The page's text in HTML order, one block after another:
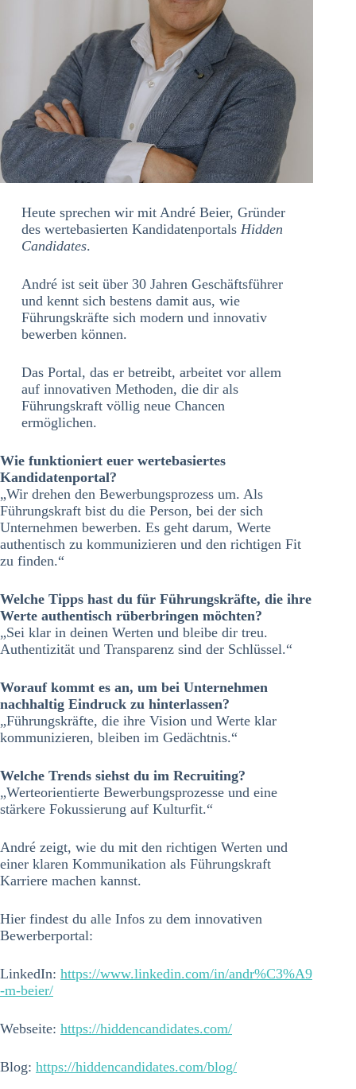
Heute sprechen wir mit André Beier, Gründer
des wertebasierten Kandidatenportals Hidden
Candidates.
André ist seit über 30 Jahren Geschäftsführer
und kennt sich bestens damit aus, wie
Führungskräfte sich modern und innovativ
bewerben können.
Das Portal, das er betreibt, arbeitet vor allem
auf innovativen Methoden, die dir als
Führungskraft völlig neue Chancen
ermöglichen.
Wie funktioniert euer wertebasiertes
Kandidatenportal?
„Wir drehen den Bewerbungsprozess um. Als
Führungskraft bist du die Person, bei der sich
Unternehmen bewerben. Es geht darum, Werte
authentisch zu kommunizieren und den richtigen Fit
zu finden.“
Welche Tipps hast du für Führungskräfte, die ihre
Werte authentisch rüberbringen möchten?
„Sei klar in deinen Werten und bleibe dir treu.
Authentizität und Transparenz sind der Schlüssel.“
Worauf kommt es an, um bei Unternehmen
nachhaltig Eindruck zu hinterlassen?
„Führungskräfte, die ihre Vision und Werte klar
kommunizieren, bleiben im Gedächtnis.“
Welche Trends siehst du im Recruiting?
„Werteorientierte Bewerbungsprozesse und eine
stärkere Fokussierung auf Kulturfit.“
André zeigt, wie du mit den richtigen Werten und
einer klaren Kommunikation als Führungskraft
Karriere machen kannst.
Hier findest du alle Infos zu dem innovativen
Bewerberportal:
LinkedIn: https://www.linkedin.com/in/andr%C3%A9
-m-beier/
Webseite: https://hiddencandidates.com/
Blog: https://hiddencandidates.com/blog/